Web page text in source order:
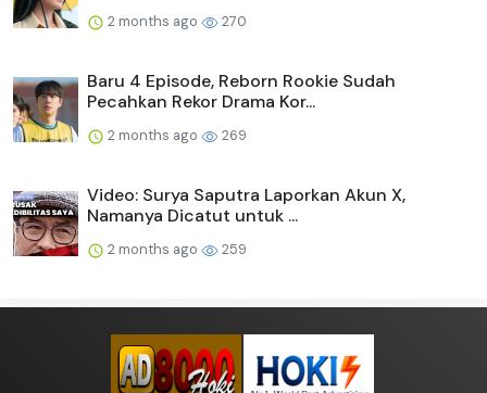
2 months ago 270
Baru 4 Episode, Reborn Rookie Sudah
Pecahkan Rekor Drama Kor...
2 months ago 269
Video: Surya Saputra Laporkan Akun X,
Namanya Dicatut untuk ...
2 months ago 259